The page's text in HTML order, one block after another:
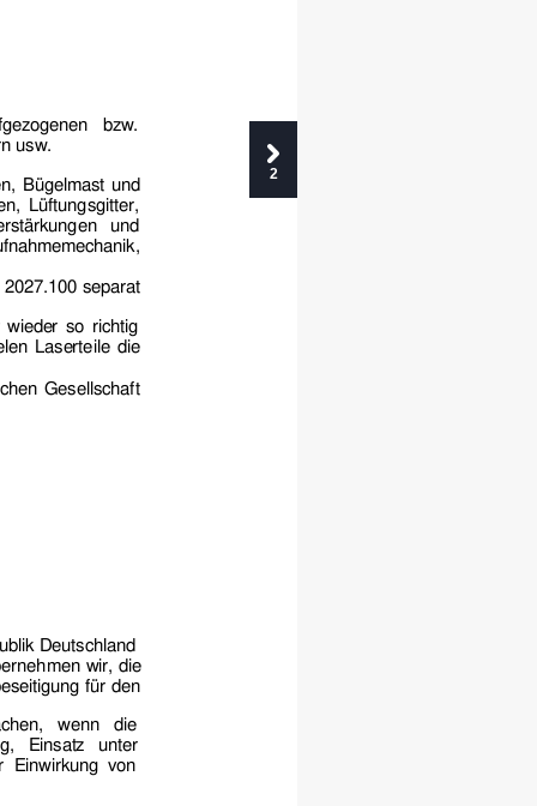
bzw.
usw.
Bügelmast und
Lüftungsgitter,
und
echanik,
00 separat
r so richtig
Laserteile die
Gesellschaft
Deutschland
wir, die
seitigung für den
chen, wenn die
Einsatz unter
Einwirkung von
2